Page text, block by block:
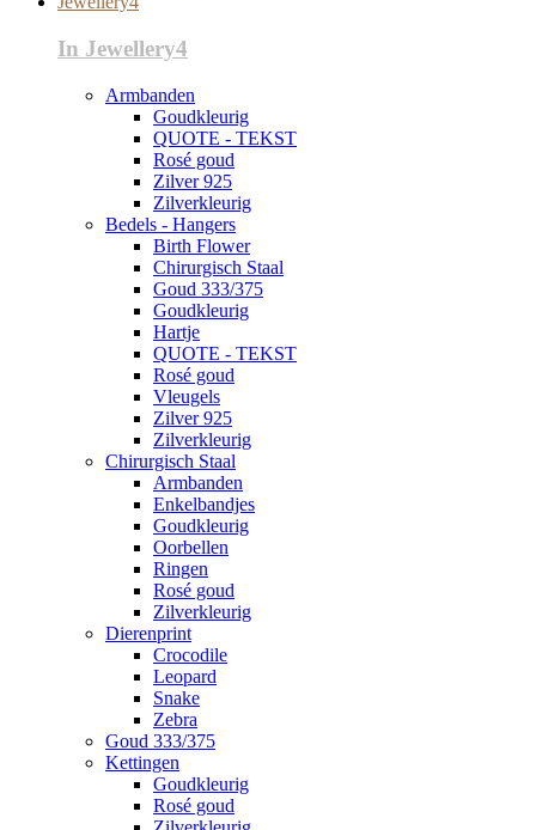
In Jewellery4
Armbanden
Goudkleurig
QUOTE - TEKST
Rosé goud
Zilver 925
Zilverkleurig
Bedels - Hangers
Birth Flower
Chirurgisch Staal
Goud 333/375
Goudkleurig
Hartje
QUOTE - TEKST
Rosé goud
Vleugels
Zilver 925
Zilverkleurig
Chirurgisch Staal
Armbanden
Enkelbandjes
Goudkleurig
Oorbellen
Ringen
Rosé goud
Zilverkleurig
Dierenprint
Crocodile
Leopard
Snake
Zebra
Goud 333/375
Kettingen
Goudkleurig
Rosé goud